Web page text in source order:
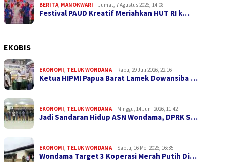
BERITA MANOKWARI Jumat, 7 Agustus 2026, 14:08
Festival PAUD Kreatif Meriahkan HUT RI k…
EKOBIS
EKONOMI TELUK WONDAMA Rabu, 29 Juli 2026, 22:16
Ketua HIPMI Papua Barat Lamek Dowansiba …
EKONOMI TELUK WONDAMA Minggu, 14 Juni 2026, 11:42
Jadi Sandaran Hidup ASN Wondama, DPRK S…
EKONOMI TELUK WONDAMA Sabtu, 16 Mei 2026, 16:35
Wondama Target 3 Koperasi Merah Putih Di…